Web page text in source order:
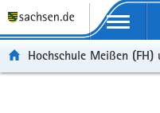
Portalübergreifende Navigation
Hochschule Meißen